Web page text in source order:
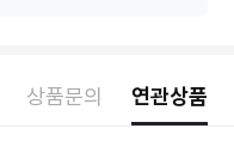
상품문의 연관상품